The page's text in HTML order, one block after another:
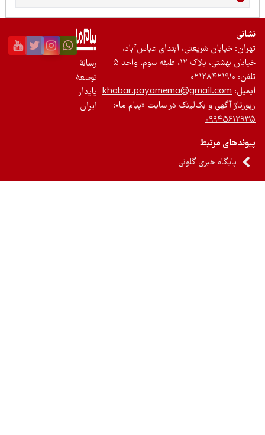
ابتدای عباس‌آباد،
۵
در سایت «پیام ما»:
گلونی
رسانۀ
پایدار
ایران